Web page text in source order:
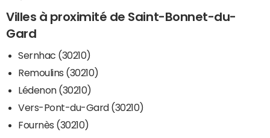
Villes à proximité de Saint-Bonnet-du-
Gard
Sernhac (30210)
Remoulins (30210)
Lédenon (30210)
Vers-Pont-du-Gard (30210)
Fournès (30210)